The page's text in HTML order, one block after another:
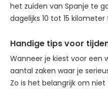
het zuiden van Spanje te
dagelijks 10 tot 15
Handige tips voor
Wanneer je kiest voor een
aantal zaken waar je
Zo is het belangrijk om